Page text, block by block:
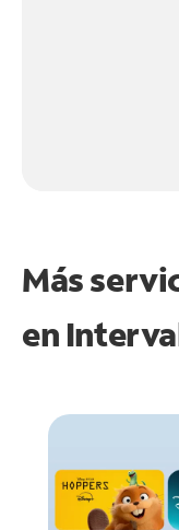
Más
en